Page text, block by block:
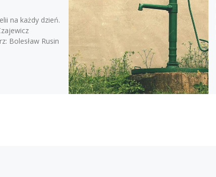
na każdy dzień.
Bolesław Rusin